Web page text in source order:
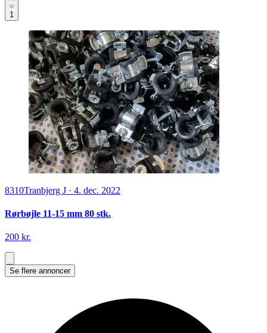
1
8310Tranbjerg J · 4. dec. 2022
Rørbøjle 11-15 mm 80 stk.
200 kr.
Se flere annoncer